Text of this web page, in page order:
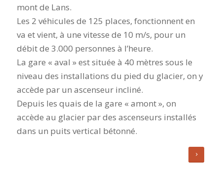
mont de Lans.
Les 2 véhicules de 125 places, fonctionnent en
va et vient, à une vitesse de 10 m/s, pour un
débit de 3.000 personnes à l’heure.
La gare « aval » est située à 40 mètres sous le
niveau des installations du pied du glacier, on y
accède par un ascenseur incliné.
Depuis les quais de la gare « amont », on
accède au glacier par des ascenseurs installés
dans un puits vertical bétonné.